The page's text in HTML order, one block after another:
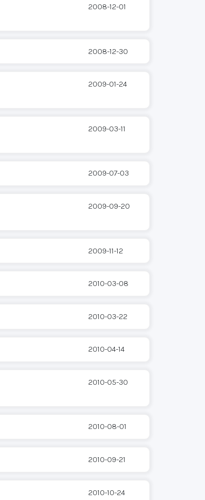
2008-12-01
2008-12-30
2009-01-24
2009-03-11
2009-07-03
2009-09-20
2009-11-12
2010-03-08
2010-03-22
2010-04-14
2010-05-30
2010-08-01
2010-09-21
2010-10-24